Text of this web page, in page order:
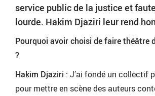
service public de la justice et faute
lourde. Hakim Djaziri leur rend
Pourquoi avoir choisi de faire théâtre
?
Hakim Djaziri : J’ai fondé un collectif
pour mettre en scène des auteurs